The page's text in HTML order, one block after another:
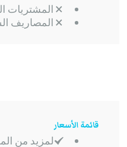
المشتريات
المصاريف
قائمة الأسعار
لمزيد من